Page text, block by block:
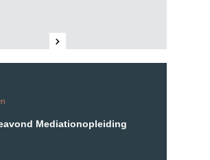
Mediationopleiding